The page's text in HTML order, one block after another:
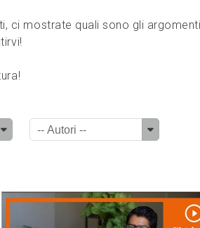
ci mostrate quali sono gli